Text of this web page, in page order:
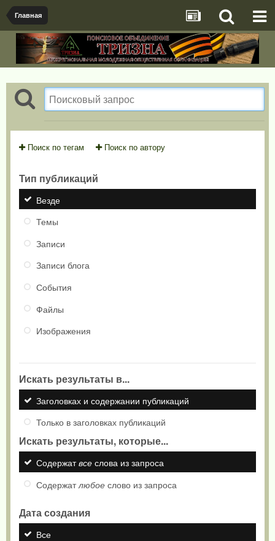
Главная
Поиск по тегам Поиск по автору
Тип публикаций
Везде
Темы
Записи
Записи блога
События
Файлы
Изображения
Искать результаты в...
Заголовках и содержании публикаций
Только в заголовках публикаций
Искать результаты, которые...
Содержатвсе слова из запроса
Содержатлюбое слово из запроса
Дата создания
Все